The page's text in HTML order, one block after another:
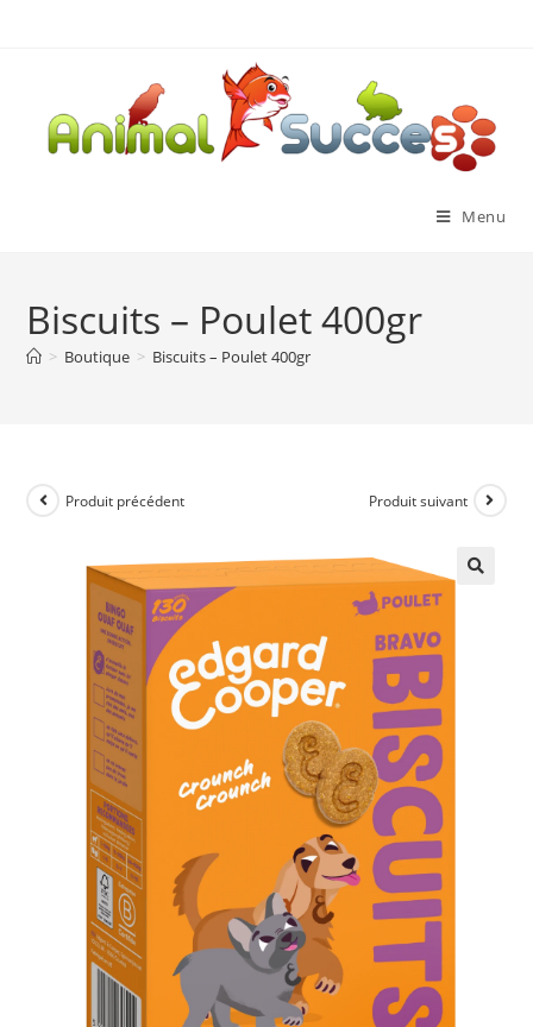
Menu
Biscuits – Poulet 400gr
> Boutique > Biscuits – Poulet 400gr
Produit précédent Produit suivant